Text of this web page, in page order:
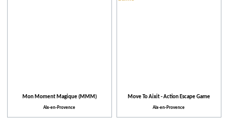
Mon Moment Magique (MMM)
Aix-en-Provence
Move To Aixit - Action Escape Game
Aix-en-Provence